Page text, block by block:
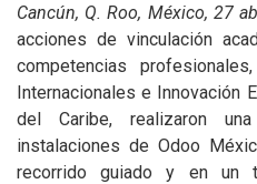
Cancún, Q. Roo, México, 27
acciones de vinculación
competencias
Internacionales e Innovación
del Caribe, realizaron
instalaciones de Odoo
recorrido guiado y en un